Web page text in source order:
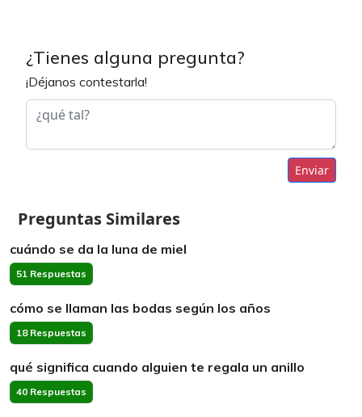
¿Tienes alguna pregunta?
¡Déjanos contestarla!
Enviar
Preguntas Similares
cuándo se da la luna de miel
51 Respuestas
cómo se llaman las bodas según los años
18 Respuestas
qué significa cuando alguien te regala un anillo
40 Respuestas